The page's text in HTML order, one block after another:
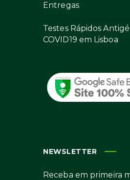
Entregas
Testes Rápidos
COVID19 em Lisboa
NEWSLETTER
Receba em primeira